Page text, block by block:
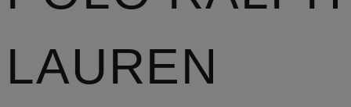
LAUREN